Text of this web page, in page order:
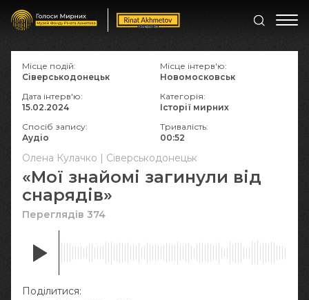
Олена Кулачко | Сіверськодонецьк
«Мої знайомі загинули від
снарядів»
Переглядів 374
Поділитися:
Місце подій:
Сіверськодонецьк
Місце інтерв'ю:
Новомосковськ
Дата інтерв'ю:
15.02.2024
Категорія:
Історії мирних
Спосіб запису:
Аудіо
Тривалість:
00:52